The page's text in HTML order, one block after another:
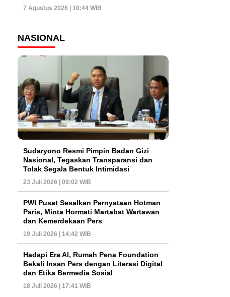
7 Agustus 2026 | 10:44 WIB
NASIONAL
Sudaryono Resmi Pimpin Badan Gizi
Nasional, Tegaskan Transparansi dan
Tolak Segala Bentuk Intimidasi
23 Juli 2026 | 09:02 WIB
PWI Pusat Sesalkan Pernyataan Hotman
Paris, Minta Hormati Martabat Wartawan
dan Kemerdekaan Pers
19 Juli 2026 | 14:42 WIB
Hadapi Era AI, Rumah Pena Foundation
Bekali Insan Pers dengan Literasi Digital
dan Etika Bermedia Sosial
18 Juli 2026 | 17:41 WIB